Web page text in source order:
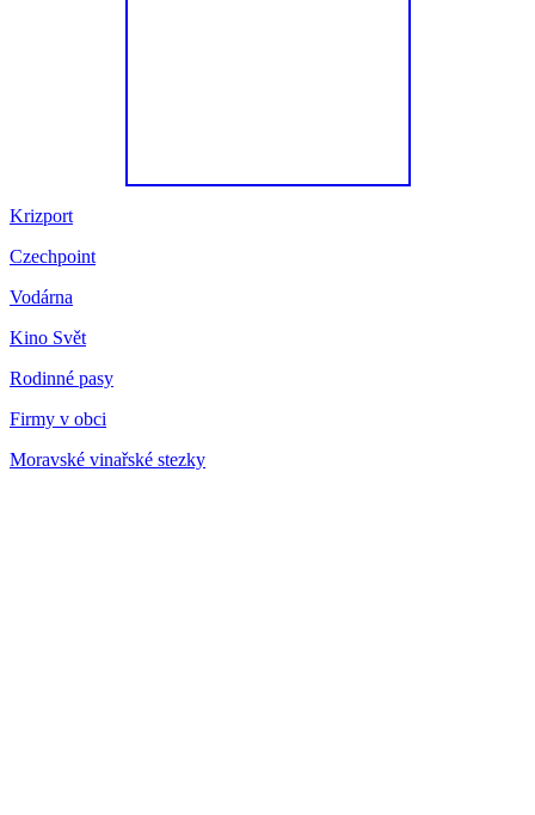
Krizport
Czechpoint
Vodárna
Kino Svět
Rodinné pasy
Firmy v obci
Moravské vinařské stezky